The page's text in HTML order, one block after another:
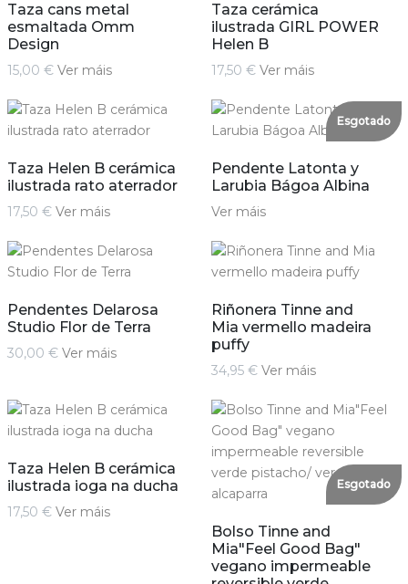
Taza cans metal
esmaltada Omm
Design
15,00 € Ver máis
Taza cerámica
ilustrada GIRL POWER
Helen B
17,50 € Ver máis
Taza Helen B cerámica
ilustrada rato aterrador
17,50 € Ver máis
Esgotado
Pendente Latonta y
Larubia Bágoa Albina
Ver máis
Pendentes Delarosa
Studio Flor de Terra
30,00 € Ver máis
Riñonera Tinne and
Mia vermello madeira
puffy
34,95 € Ver máis
Taza Helen B cerámica
ilustrada ioga na ducha
17,50 € Ver máis
Esgotado
Bolso Tinne and
Mia"Feel Good Bag"
vegano impermeable